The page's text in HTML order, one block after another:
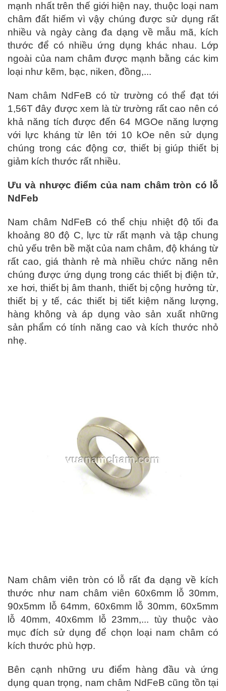
mạnh nhất trên thế giới hiện nay, thuộc loại nam
châm đất hiếm vì vậy chúng được sử dụng rất
nhiều và ngày càng đa dạng về mẫu mã, kích
thước để có nhiều ứng dụng khác nhau. Lớp
ngoài của nam châm được mạnh bằng các kim
loại như kẽm, bạc, niken, đồng,...
Nam châm NdFeB có từ trường có thể đạt tới
1,56T đây được xem là từ trường rất cao nên có
khả năng tích được đến 64 MGOe năng lượng
với lực kháng từ lên tới 10 kOe nên sử dụng
chúng trong các động cơ, thiết bị giúp thiết bị
giảm kích thước rất nhiều.
Ưu và nhược điểm của nam châm tròn có lỗ
NdFeb
Nam châm NdFeB có thể chịu nhiệt độ tối đa
khoảng 80 độ C, lực từ rất mạnh và tập chung
chủ yếu trên bề mặt của nam châm, độ kháng từ
rất cao, giá thành rẻ mà nhiều chức năng nên
chúng được ứng dụng trong các thiết bị điện tử,
xe hơi, thiết bị âm thanh, thiết bị cộng hưởng từ,
thiết bị y tế, các thiết bị tiết kiệm năng lượng,
hàng không và áp dụng vào sản xuất những
sản phẩm có tính năng cao và kích thước nhỏ
nhẹ.
Nam châm viên tròn có lỗ rất đa dạng về kích
thước như nam châm viên 60x6mm lỗ 30mm,
90x5mm lỗ 64mm, 60x6mm lỗ 30mm, 60x5mm
lỗ 40mm, 40x6mm lỗ 23mm,... tùy thuộc vào
mục đích sử dụng để chọn loại nam châm có
kích thước phù hợp.
Bên cạnh những ưu điểm hàng đầu và ứng
dụng quan trọng, nam châm NdFeB cũng tồn tại